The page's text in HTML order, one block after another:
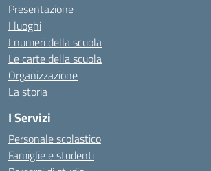
Presentazione
I luoghi
I numeri della scuola
Le carte della scuola
Organizzazione
La storia
I Servizi
Personale scolastico
Famiglie e studenti